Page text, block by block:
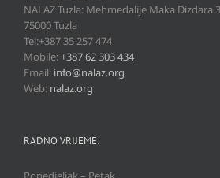
NALAZ Tuzla: Mehmedalije Maka Dizdara
75000 Tuzla
Tel:+387 35 257 474
Mobile:+387 62 303 434
Email: info@nalaz.org
Web: nalaz.org
RADNO VRIJEME: